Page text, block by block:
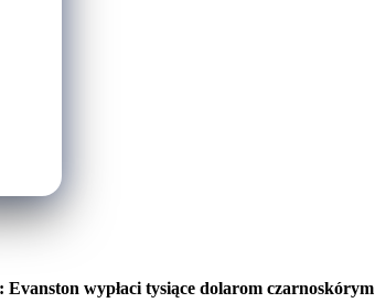
Evanston wypłaci tysiące dolarom czarnoskórym